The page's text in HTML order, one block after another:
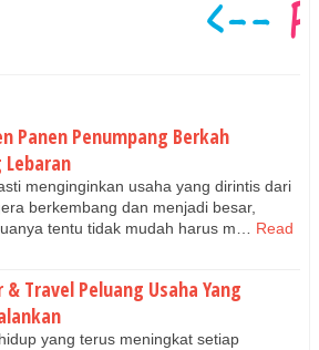
Panen Penumpang Berkah
menginginkan usaha yang dirintis dari
berkembang dan menjadi besar,
tentu tidak mudah harus m…
Read
& Travel Peluang Usaha Yang
yang terus meningkat setiap